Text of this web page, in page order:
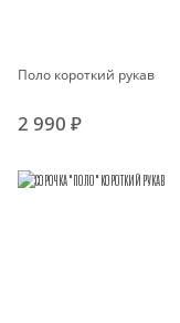
Поло короткий рукав
2 990 ₽